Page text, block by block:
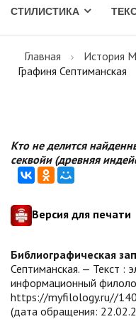
СТИЛИСТИКА
Главная История
Графиня Септиманская
Кто не делится
секвойи (древняя
Версия для печати
Библиографическая
Септиманская. — Текст :
информационный
https://myfilology.ru//
(дата обращения: